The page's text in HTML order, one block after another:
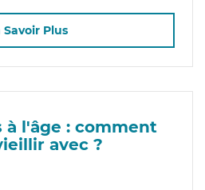
Savoir Plus
à l'âge : comment
avec ?